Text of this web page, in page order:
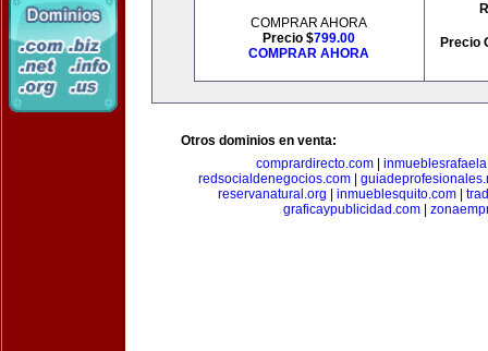
COMPRAR AHORA
Precio $799.00
COMPRAR AHORA
Precio
Otros dominios en venta:
comprardirecto.com
redsocialdenegocios.com|
reservanatural.org
inmueblesquito.com
graficaypublicidad.com|